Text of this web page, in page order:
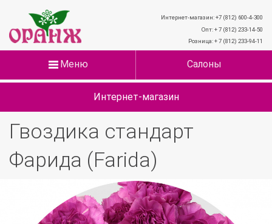
Интернет-магазин: +7 (812) 600-4-300
Опт: + 7 (812) 233-14-50
Розница: + 7 (812) 233-94-11
Меню Салоны
Интернет-магазин
Гвоздика стандарт
Фарида (Farida)